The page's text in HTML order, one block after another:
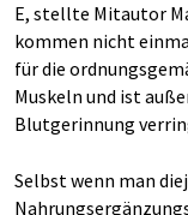
E, stellte Mitautor
kommen nicht
für die
Muskeln und ist
Blutgerinnung
Selbst wenn man